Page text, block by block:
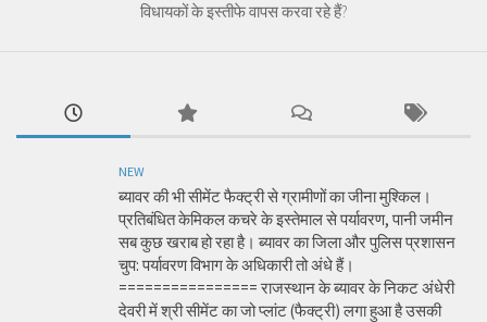
विधायकों के इस्तीफे वापस करवा रहे हैं?
NEW
ब्यावर की भी सीमेंट फैक्ट्री से ग्रामीणों का जीना मुश्किल।
प्रतिबंधित केमिकल कचरे के इस्तेमाल से पर्यावरण, पानी जमीन
सब कुछ खराब हो रहा है। ब्यावर का जिला और पुलिस प्रशासन
चुप: पर्यावरण विभाग के अधिकारी तो अंधे हैं।
================ राजस्थान के ब्यावर के निकट अंधेरी
देवरी में श्री सीमेंट का जो प्लांट (फैक्ट्री) लगा हुआ है उसकी